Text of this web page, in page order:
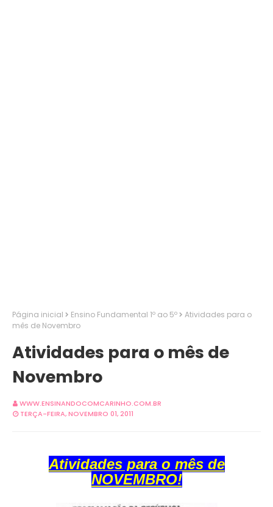
Página inicial Ensino Fundamental 1º ao 5º
Atividades para o
mês de Novembro
Atividades para o mês de
Novembro
WWW.ENSINANDOCOMCARINHO.COM.BR
TERÇA-FEIRA, NOVEMBRO 01, 2011
Atividades para o mês de
NOVEMBRO!